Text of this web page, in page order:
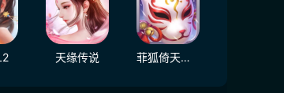
天缘传说 菲狐倚天情缘